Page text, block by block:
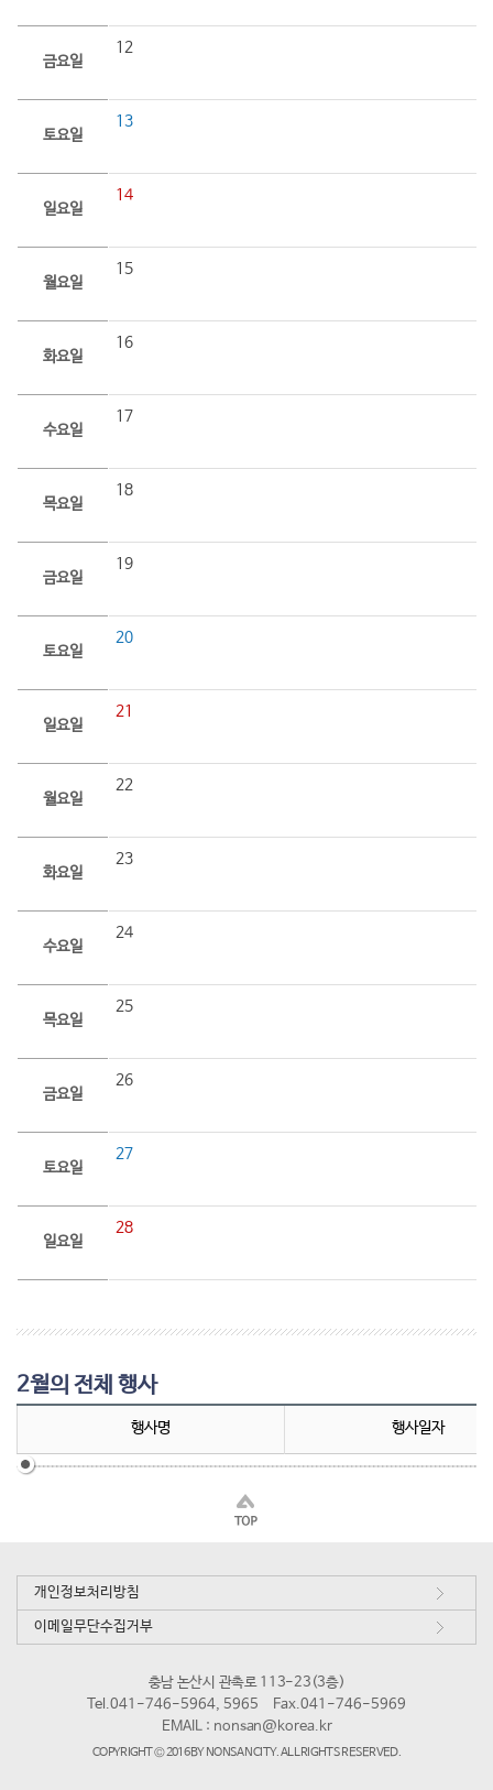
금요일
12
토요일
13
일요일
14
월요일
15
화요일
16
수요일
17
목요일
18
금요일
19
토요일
20
일요일
21
월요일
22
화요일
23
수요일
24
목요일
25
금요일
26
토요일
27
일요일
28
2월의 전체 행사
행사명 행사일자
개인정보처리방침
이메일무단수집거부
충남 논산시 관촉로 113-23(3층)
Tel.041-746-5964, 5965
Fax.041-746-5969
EMAIL : nonsan@korea.kr
COPYRIGHT © 2016 BY NONSAN CITY. ALL RIGHTS RESERVED.